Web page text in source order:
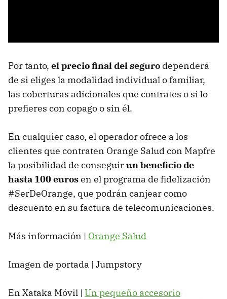
Por tanto, el precio final del seguro dependerá
de si eliges la modalidad individual o familiar,
las coberturas adicionales que contrates o si lo
prefieres con copago o sin él.
En cualquier caso, el operador ofrece a los
clientes que contraten Orange Salud con Mapfre
la posibilidad de conseguirun beneficio de
hasta 100 eurosen el programa de fidelización
#SerDeOrange, que podrán canjear como
descuento en su factura de telecomunicaciones.
Más información | Orange Salud
Imagen de portada | Jumpstory
En Xataka Móvil | Un pequeño accesorio